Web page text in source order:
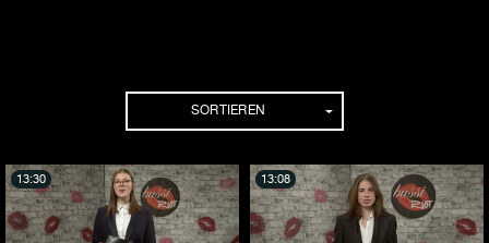
SORTIEREN
13:30 13:08